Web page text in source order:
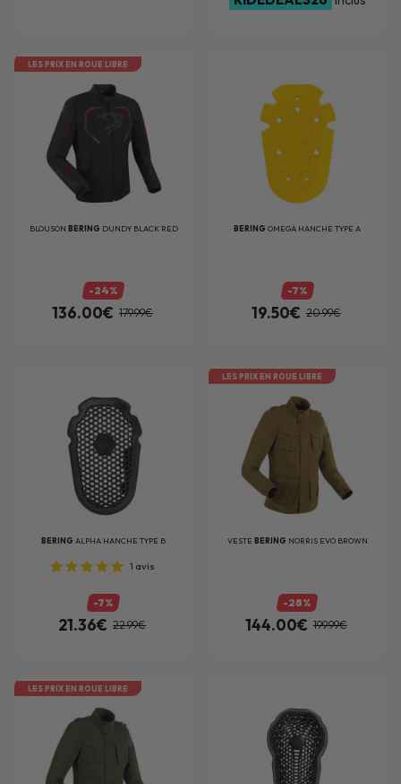
LES PRIX EN ROUE LIBRE
BLOUSON BERING DUNDY BLACK RED
-24%
136.00€ 179.99€
BERINGOMEGA HANCHE TYPE A
-7%
19.50€ 20.99€
BERING ALPHA HANCHE TYPE B
1 avis
-7%
21.36€ 22.99€
LES PRIX EN ROUE LIBRE
VESTE BERING NORRIS EVO BROWN
-28%
144.00€ 199.99€
LES PRIX EN ROUE LIBRE